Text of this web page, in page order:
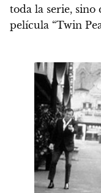
toda la serie, sino
película “Twin